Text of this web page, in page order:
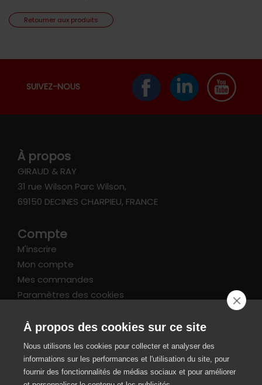
À propos des cookies sur ce site
Nous utilisons les cookies pour collecter et analyser des
informations sur les performances et l'utilisation du site, pour
fournir des fonctionnalités de médias sociaux et pour améliorer
Retourner aux produits
SUIVEZ-NOUS
À propos
GIRAUD & RAY
31 rue Wilson Parc Wilson,
69150 DECINES CHARPIEU, FRANCE
Compte
M'inscrire
Mon compte
Mes commandes
Paramètres des cookies
Informations
FAQ
Livraison et retours
CGV / Mentions légales